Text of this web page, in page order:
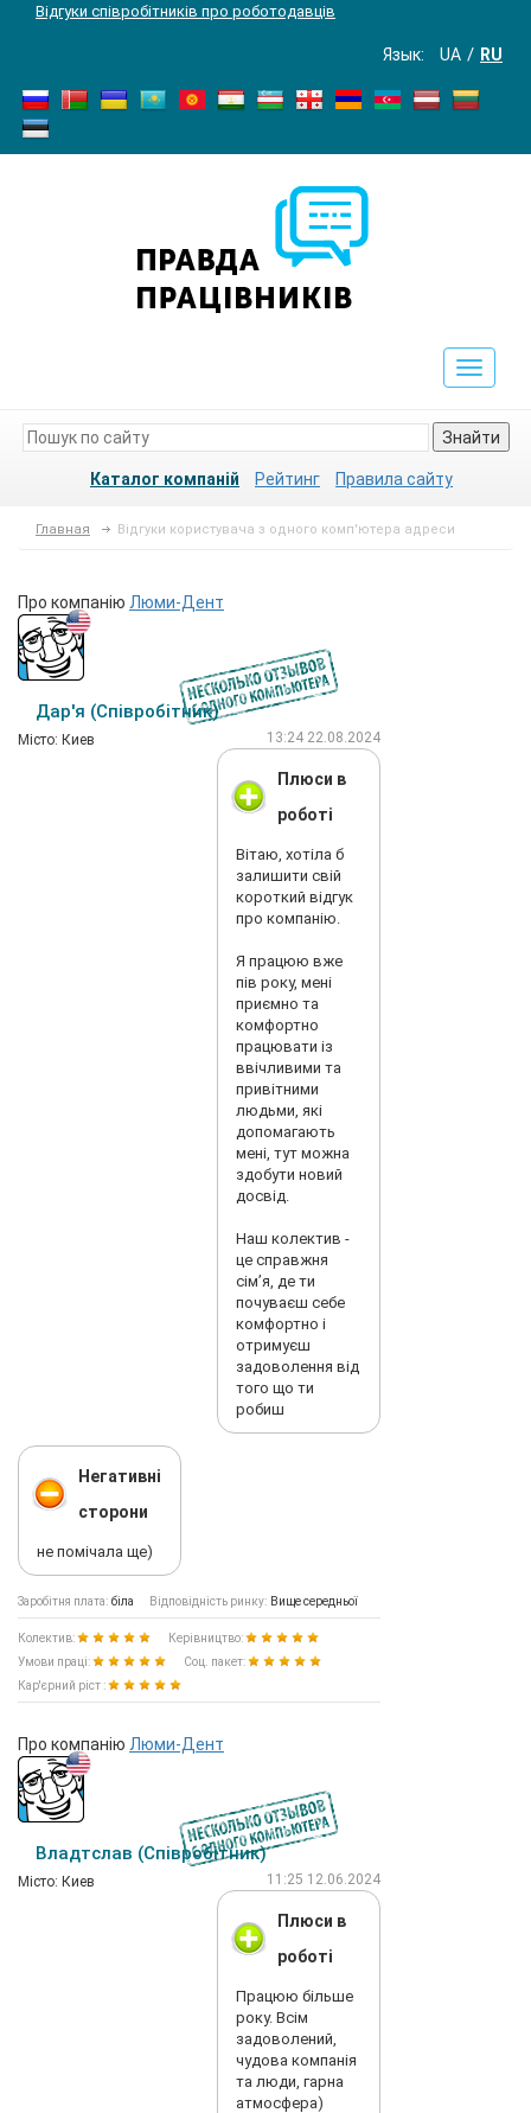
Відгуки співробітників про роботодавців
Язык: UA RU
Toggle
Знайти
Каталог компаній Рейтинг Правила сайту
Главная Відгуки користувача з одного комп'ютера адреси
Про компанію Люми-Дент
Дар'я (Співробітник)
Мiсто: Киев 13:24 22.08.2024
Плюси в
роботі
Вітаю, хотіла б
залишити свій
короткий відгук
про компанію.
Я працюю вже
пів року, мені
приємно та
комфортно
працювати із
ввічливими та
привітними
людьми, які
допомагають
мені, тут можна
здобути новий
досвід.
Наш колектив -
це справжня
сім’я, де ти
почуваєш себе
комфортно і
отримуєш
задоволення від
того що ти
робиш
Негативні
сторони
не помічала ще)
Заробітня плата: біла Відповідність ринку: Вище середньої
Колектив:
Керівництво:
Умови праці:
Соц. пакет:
Кар'єрний ріст :
Про компанію Люми-Дент
Владтслав (Співробітник)
Мiсто: Киев 11:25 12.06.2024
Плюси в
роботі
Працюю більше
року. Всім
задоволений,
чудова компанія
та люди, гарна
атмосфера)